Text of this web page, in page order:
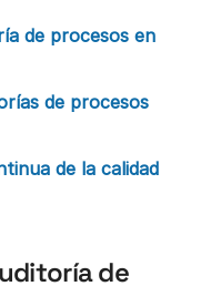
de procesos en
de procesos
de la calidad
de